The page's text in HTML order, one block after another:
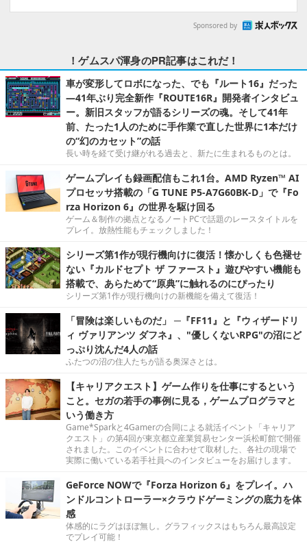
Sponsored by
！ゲムスパ渾身のPR記事はこれだ！
車が変形してロボになった、でも『ルート16』だった
―41年ぶり完全新作『ROUTE16R』開発者インタビュ
ー。新旧スタッフが語るシリーズの魂。そして41年
前、たった1人のために手作業で直した世界に1本だけ
の“幻のカセット”の話
長い時を経て受け継がれる過去と、新たに生まれるものとは。
ゲームプレイも録画配信もこれ1台。AMD Ryzen™ AI
プロセッサ搭載の「G TUNE P5-A7G60BK-D」で『Fo
rza Horizon 6』の世界を駆け回る
ゲーム＆制作の拠点となるノートPCで話題のレースタイトルを
プレイ。放熱性能もチェックしました！
シリーズ第1作が現行機向けに復活！懐かしくも色褪せ
ない『カルドセプト ザ ファースト』遊びやすい機能も
搭載で、あらためて“原典”に触れるのにぴったり
シリーズ第1作が現行機向けの新機能を備えて復活！
「冒険は楽しいものだ」 ─『FF11』と『ウィザードリ
ィ ヴァリアンツ ダフネ』、"優しくないRPG"の沼にど
っぷり沈んだ4人の話
ふたつの沼の住人たちが語る奥深さとは。
【キャリアクエスト】ゲーム作りを仕事にするという
こと。セガの若手の事例に見る，ゲームプログラマと
いう働き方
Game*Sparkと4Gamerの合同による就活イベント「キャリア
クエスト」の第4回が東京都立産業貿易センター浜松町館で開催
されました。このイベントに合わせて取材した、各社の現場で
実際に働いている若手社員へのインタビューをお届けします。
GeForce NOWで『Forza Horizon 6』をプレイ。ハ
ンドルコントローラー×クラウドゲーミングの底力を体
感
体感的にラグはほぼ無し。グラフィックスはもちろん最高設定
でプレイ可能！